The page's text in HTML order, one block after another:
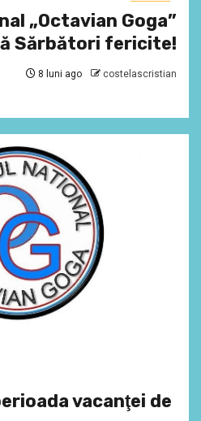
„Octavian Goga”
Sărbători fericite!
8 luni ago costelascristian
vacanţei de